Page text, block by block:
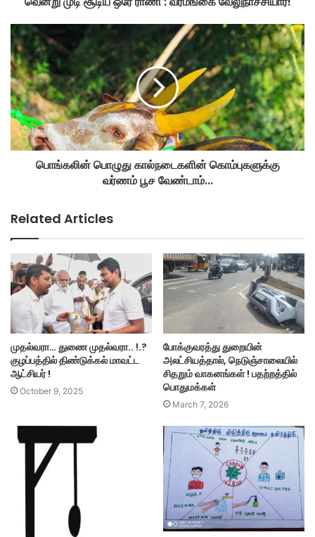
பொங்கலின் பொழுது கால்நடைகளின் கொம்புகளுக்கு
வர்ணம் பூச வேண்டாம்...
Related Articles
முதல்வரா… துணை முதல்வரா.. !.?
குழப்பத்தில் திண்டுக்கல் மாவட்ட
ஆட்சியர் !
October 9, 2025
போக்குவரத்து துறையின்
அலட்சியத்தால், நெடுஞ்சாலையில்
சிதறும் வாகனங்கள் ! பதற்றத்தில்
பொதுமக்கள்
March 7, 2026